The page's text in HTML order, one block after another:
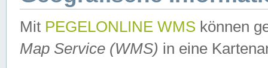
Mit PEGELONLINE WMS können
Map Service (WMS) in eine